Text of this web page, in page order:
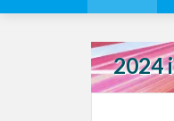
2024